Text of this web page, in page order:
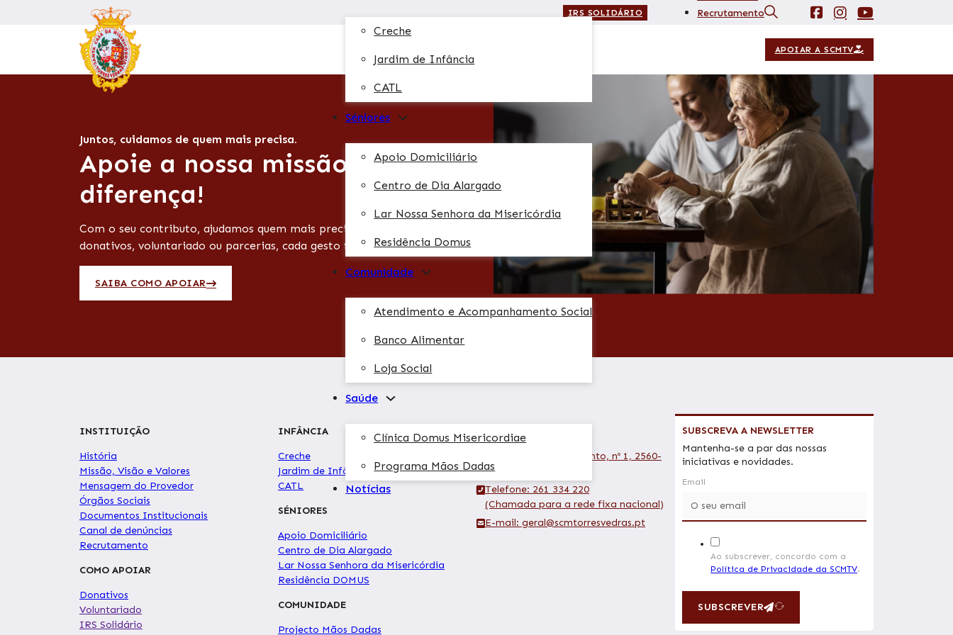
IRS SOLIDÁRIO
Recrutamento
Creche
Jardim de Infância
CATL
Séniores
Apoio Domiciliário
Centro de Dia Alargado
Lar Nossa Senhora da Misericórdia
Residência Domus
Comunidade
Atendimento e Acompanhamento Social
Banco Alimentar
Loja Social
Saúde
Clínica Domus Misericordiae
Programa Mãos Dadas
Notícias
APOIAR A SCMTV
Apoie a nossa missão e faça a
diferença!
Com o seu contributo, ajudamos quem mais precisa. Seja através de
donativos, voluntariado ou parcerias, cada gesto faz a diferença.
SAIBA COMO APOIAR
Juntos, cuidamos de quem mais precisa.
INSTITUIÇÃO
História
Missão, Visão e Valores
Mensagem do Provedor
Órgãos Sociais
Documentos Institucionais
Canal de denúncias
Recrutamento
COMO APOIAR
Donativos
Voluntariado
IRS Solidário
INFÂNCIA
Creche
Jardim de Infância
CATL
SÉNIORES
Apoio Domiciliário
Centro de Dia Alargado
Lar Nossa Senhora da Misericórdia
Residência DOMUS
COMUNIDADE
Projecto Mãos Dadas
CONTACTOS
Morada: Rua Serpa Pinto, nº 1, 2560-
363 Torres Vedras
Telefone: 261 334 220
(Chamada para a rede fixa nacional)
E-mail: geral@scmtorresvedras.pt
SUBSCREVA A NEWSLETTER
Mantenha-se a par das nossas
iniciativas e novidades.
Email
Ao subscrever, concordo com a
Política de Privacidade da SCMTV.
SUBSCREVER